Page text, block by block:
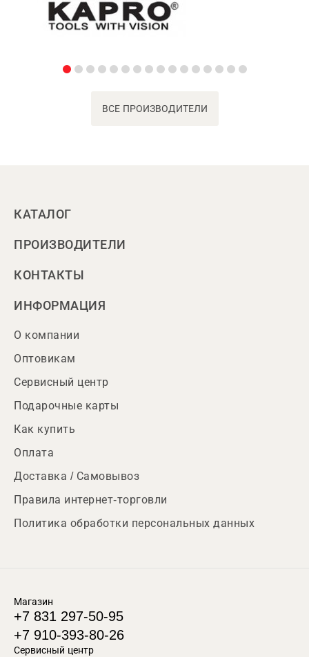
ВСЕ ПРОИЗВОДИТЕЛИ
КАТАЛОГ
ПРОИЗВОДИТЕЛИ
КОНТАКТЫ
ИНФОРМАЦИЯ
О компании
Оптовикам
Сервисный центр
Подарочные карты
Как купить
Оплата
Доставка / Самовывоз
Правила интернет-торговли
Политика обработки персональных данных
Магазин
+7 831 297-50-95
+7 910-393-80-26
Сервисный центр